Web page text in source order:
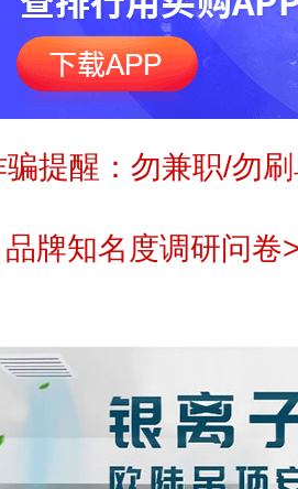
骗提醒：勿兼职/勿
牌知名度调研问卷